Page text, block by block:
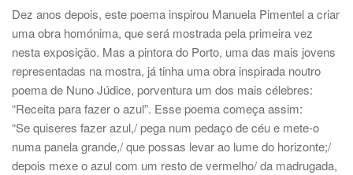
Dez anos depois, este poema inspirou Manuela Pimentel a criar
uma obra homónima, que será mostrada pela primeira vez
nesta exposição. Mas a pintora do Porto, uma das mais jovens
representadas na mostra, já tinha uma obra inspirada noutro
poema de Nuno Júdice, porventura um dos mais célebres:
“Receita para fazer o azul”. Esse poema começa assim:
“Se quiseres fazer azul,/ pega num pedaço de céu e mete-o
numa panela grande,/ que possas levar ao lume do horizonte;/
depois mexe o azul com um resto de vermelho/ da madrugada,